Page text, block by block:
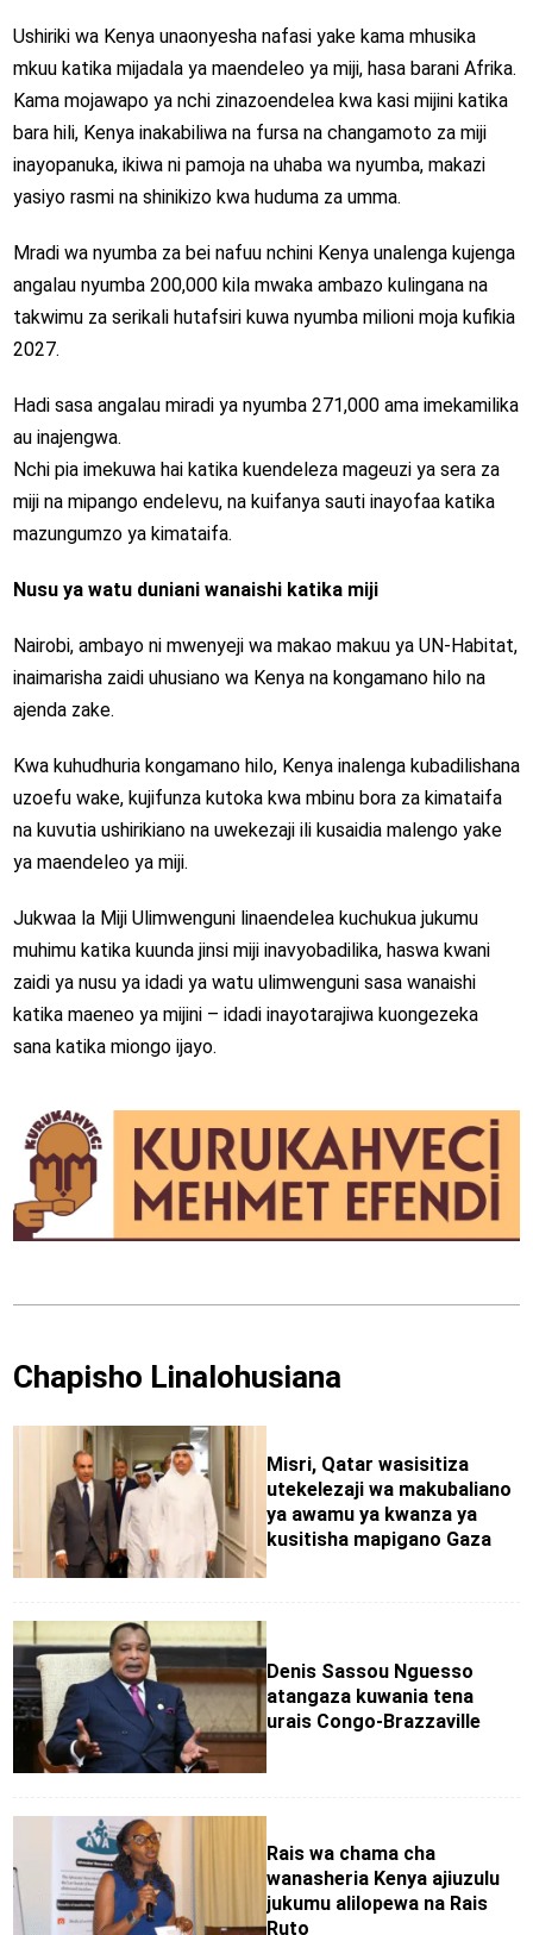
Ushiriki wa Kenya unaonyesha nafasi yake kama mhusika
mkuu katika mijadala ya maendeleo ya miji, hasa barani Afrika.
Kama mojawapo ya nchi zinazoendelea kwa kasi mijini katika
bara hili, Kenya inakabiliwa na fursa na changamoto za miji
inayopanuka, ikiwa ni pamoja na uhaba wa nyumba, makazi
yasiyo rasmi na shinikizo kwa huduma za umma.
Mradi wa nyumba za bei nafuu nchini Kenya unalenga kujenga
angalau nyumba 200,000 kila mwaka ambazo kulingana na
takwimu za serikali hutafsiri kuwa nyumba milioni moja kufikia
2027.
Hadi sasa angalau miradi ya nyumba 271,000 ama imekamilika
au inajengwa.
Nchi pia imekuwa hai katika kuendeleza mageuzi ya sera za
miji na mipango endelevu, na kuifanya sauti inayofaa katika
mazungumzo ya kimataifa.
Nusu ya watu duniani wanaishi katika miji
Nairobi, ambayo ni mwenyeji wa makao makuu ya UN-Habitat,
inaimarisha zaidi uhusiano wa Kenya na kongamano hilo na
ajenda zake.
Kwa kuhudhuria kongamano hilo, Kenya inalenga kubadilishana
uzoefu wake, kujifunza kutoka kwa mbinu bora za kimataifa
na kuvutia ushirikiano na uwekezaji ili kusaidia malengo yake
ya maendeleo ya miji.
Jukwaa la Miji Ulimwenguni linaendelea kuchukua jukumu
muhimu katika kuunda jinsi miji inavyobadilika, haswa kwani
zaidi ya nusu ya idadi ya watu ulimwenguni sasa wanaishi
katika maeneo ya mijini – idadi inayotarajiwa kuongezeka
sana katika miongo ijayo.
Chapisho Linalohusiana
Misri, Qatar wasisitiza
utekelezaji wa makubaliano
ya awamu ya kwanza ya
kusitisha mapigano Gaza
Denis Sassou Nguesso
atangaza kuwania tena
urais Congo-Brazzaville
Rais wa chama cha
wanasheria Kenya ajiuzulu
jukumu alilopewa na Rais
Ruto